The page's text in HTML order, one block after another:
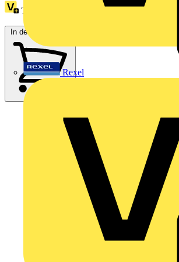
Rexel
Treuepunkte:
In den Warenkorb